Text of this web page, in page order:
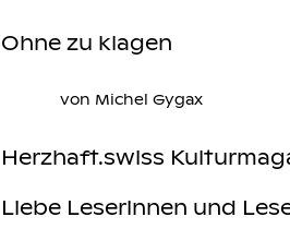
Ohne zu klagen
von Michel Gygax
Herzhaft.swiss
Liebe Leserinnen und